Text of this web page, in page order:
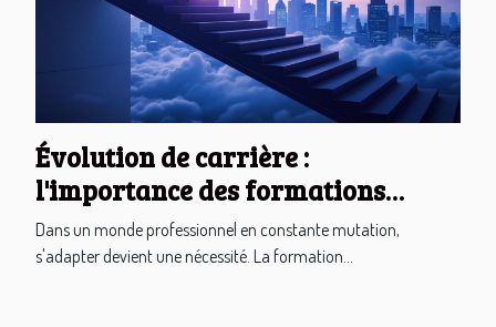
Évolution de carrière :
l'importance des formations
continues
Dans un monde professionnel en constante mutation,
s'adapter devient une nécessité. La formation...